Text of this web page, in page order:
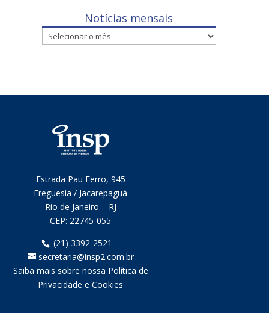
Notícias mensais
Notícias
mensais
Estrada Pau Ferro, 945
Freguesia / Jacarepaguá
Rio de Janeiro – RJ
CEP: 22745-055
(21) 3392-2521
secretaria@insp2.com.br
Saiba mais sobre nossa Política de
Privacidade e Cookies